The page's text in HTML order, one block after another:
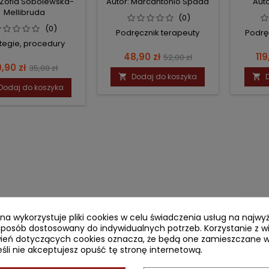
Mellibruda
(0)
procedury
zł Cena
podstawowa
35,00 zł
do koszyka
ALKOHOLU
(0)
Podręcznik terapeuty
Cena
48,90 zł Cena
podstawowa
52,00 zł
 Dodaj do koszyka 
wykorzystuje pliki cookies w celu świadczenia usług na
dostosowany do indywidualnych potrzeb. Korzystanie z
dotyczących cookies oznacza, że będą one zamieszczane
nie akceptujesz opuść tę stronę internetową.